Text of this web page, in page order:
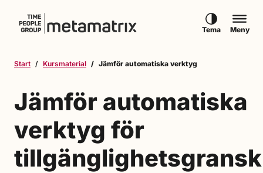
Hoppa till innehåll
Tema Meny
Start Kursmaterial Jämför automatiska verktyg
Jämför automatiska
verktyg för